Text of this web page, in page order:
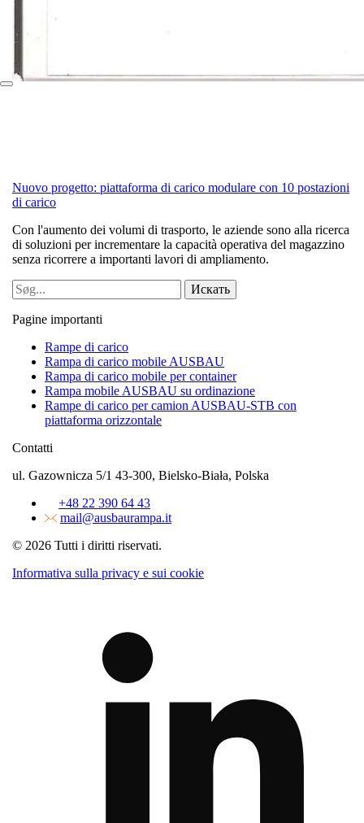
Nuovo progetto: piattaforma di carico modulare con 10 postazioni
di carico
Con l'aumento dei volumi di trasporto, le aziende sono alla ricerca
di soluzioni per incrementare la capacità operativa del magazzino
senza ricorrere a importanti lavori di ampliamento.
Pagine importanti
Rampe di carico
Rampa di carico mobile AUSBAU
Rampa di carico mobile per container
Rampa mobile AUSBAU su ordinazione
Rampe di carico per camion AUSBAU-STB con
piattaforma orizzontale
Contatti
ul. Gazownicza 5/1 43-300, Bielsko-Biała, Polska
+48 22 390 64 43
mail@ausbaurampa.it
© 2026 Tutti i diritti riservati.
Informativa sulla privacy e sui cookie